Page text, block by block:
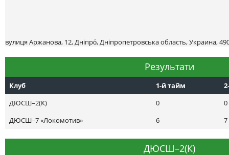
вулиця Аржанова, 12, Дніпро́, Дніпропетровська область, Украина,
Результати
Клуб 1-й тайм
ДЮСШ–2(К)
0
0
ДЮСШ–7 «Локомотив»
6 7
ДЮСШ–2(К)